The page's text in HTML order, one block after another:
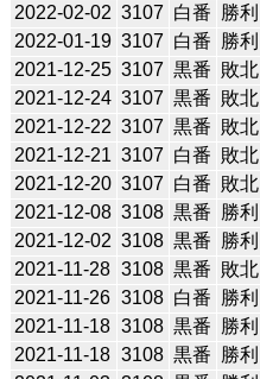
2022-02-02 3107 白番 勝利
2022-01-19 3107 白番 勝利
2021-12-25 3107 黒番 敗北
2021-12-24 3107 黒番 敗北
2021-12-22 3107 黒番 敗北
2021-12-21 3107 白番 敗北
2021-12-20 3107 白番 敗北
2021-12-08 3108 黒番 勝利
2021-12-02 3108 黒番 勝利
2021-11-28 3108 黒番 敗北
2021-11-26 3108 白番 勝利
2021-11-18 3108 黒番 勝利
2021-11-18 3108 黒番 勝利